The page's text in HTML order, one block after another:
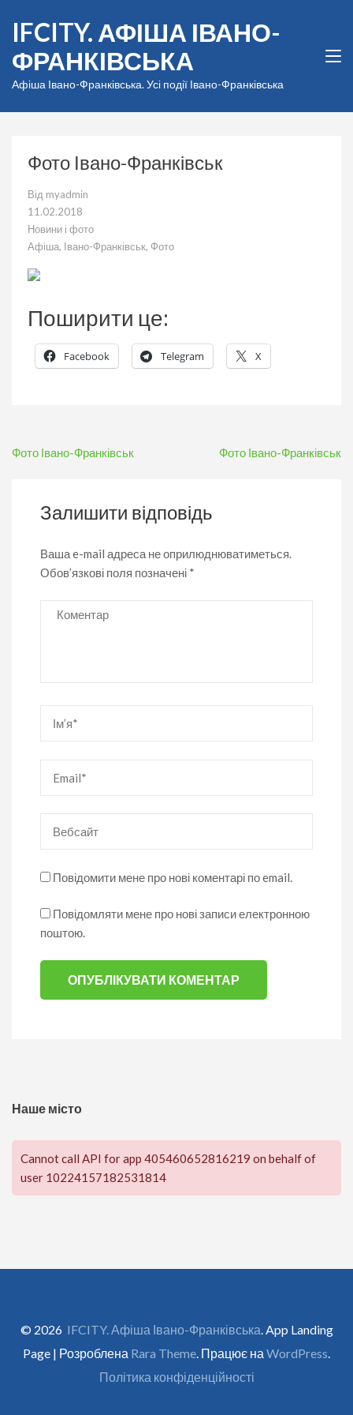
вмісту
(натисніть
Enter)
IFCITY. АФІША ІВАНО-
ФРАНКІВСЬКА
Афіша Івано-Франківська. Усі події Івано-Франківська
Фото Івано-Франківськ
Від myadmin
11.02.2018
Новини і фото
Афіша, Івано-Франківськ, Фото
Поширити це:
Facebook Telegram X
Навігація
Фото Івано-Франківськ Фото Івано-Франківськ
Залишити відповідь
Ваша e-mail адреса не оприлюднюватиметься.
Обов’язкові поля позначені *
Коментар
Повідомити мене про нові коментарі по email.
Повідомляти мене про нові записи електронною
поштою.
Наше місто
Cannot call API for app 405460652816219 on behalf of
user 10224157182531814
© 2026 IFCITY. Афіша Івано-Франківська . App Landing
Page | Розроблена Rara Theme . Працює на WordPress
Політика конфіденційності